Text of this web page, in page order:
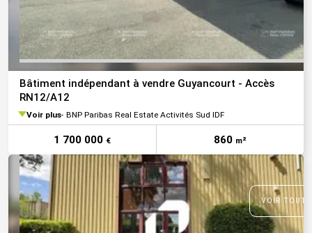
Bâtiment indépendant à vendre Guyancourt - Accès
RN12/A12
Voir plus BNP Paribas Real Estate Activités Sud IDF
1 700 000 € 860 m²
VOIR